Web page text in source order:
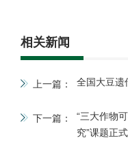
相关新闻
上一篇： 全国大豆遗
下一篇：
“三大作物
究”课题正